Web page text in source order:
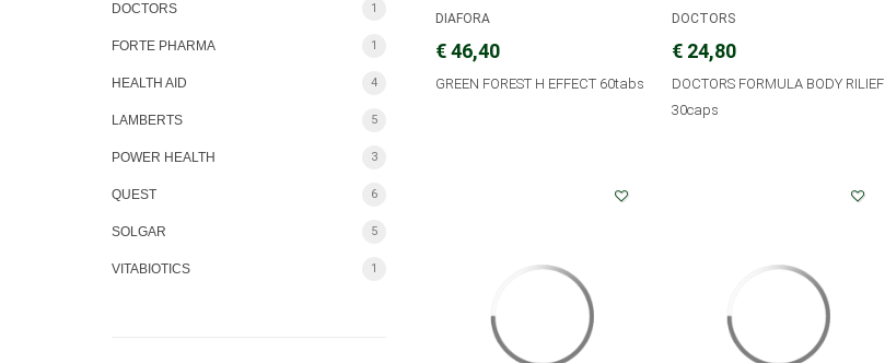
DOCTORS 1
FORTE PHARMA 1
HEALTH AID 4
LAMBERTS 5
POWER HEALTH 3
QUEST 6
SOLGAR 5
VITABIOTICS 1
DIAFORA
€ 46,40
GREEN FOREST H EFFECT 60tabs
DOCTORS
€ 24,80
DOCTORS FORMULA BODY RILIEF
30caps